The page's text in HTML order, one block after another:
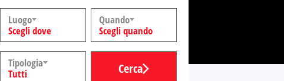
Luogo
Scegli dove
Quando
Scegli quando
Tipologia
Tutti
Cerca